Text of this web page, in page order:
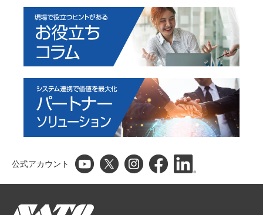
公式アカウント